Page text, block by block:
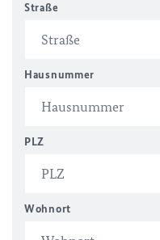
Straße
Hausnummer
PLZ
Wohnort